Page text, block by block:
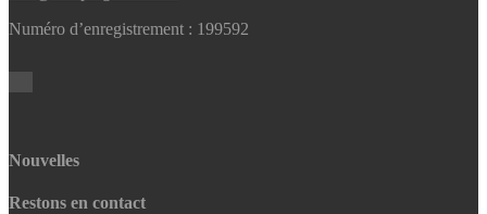
Numéro d’enregistrement : 199592
Nouvelles
Restons en contact